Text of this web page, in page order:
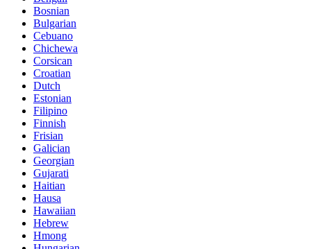
Bosnian
Bulgarian
Cebuano
Chichewa
Corsican
Croatian
Dutch
Estonian
Filipino
Finnish
Frisian
Galician
Georgian
Gujarati
Haitian
Hausa
Hawaiian
Hebrew
Hmong